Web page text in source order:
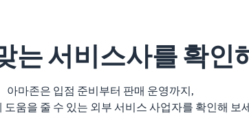
는 서비스사를 확인
아마존은 입점 준비부터 판매 운영까지,
도움을 줄 수 있는 외부 서비스 사업자를 확인해 보